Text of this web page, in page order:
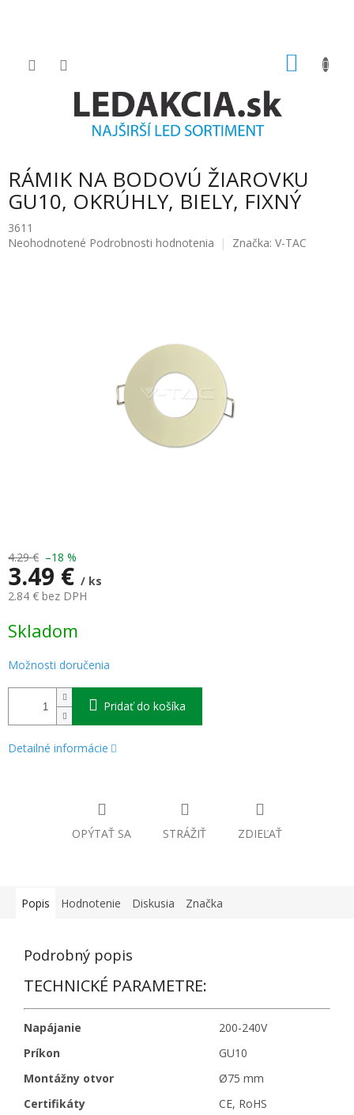
RÁMIK NA BODOVÚ ŽIAROVKU
GU10, OKRÚHLY, BIELY, FIXNÝ
3611
Priemerné
Neohodnotené Podrobnosti hodnotenia Značka: V-TAC
4.29 € –18 %
3.49 € / ks
2.84 € bez DPH
cena:
Skladom
Možnosti doručenia
Pridať do košíka
Detailné informácie
OPÝTAŤ SA STRÁŽIŤ ZDIEĽAŤ
Popis Hodnotenie Diskusia Značka
Podrobný popis
TECHNICKÉ PARAMETRE:
Napájanie
200-240V
Príkon
GU10
Montážny otvor
Ø75 mm
Certifikáty
CE, RoHS